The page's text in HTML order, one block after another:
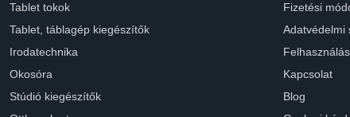
Tablet tokok
Tablet, táblagép kiegészítők
Irodatechnika
Okosóra
Stúdió kiegészítők
Fizetési
Adatvédelmi
Kapcsolat
Blog